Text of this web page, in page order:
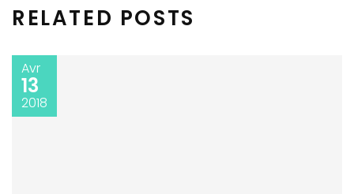
RELATED POSTS
Avr
13
2018